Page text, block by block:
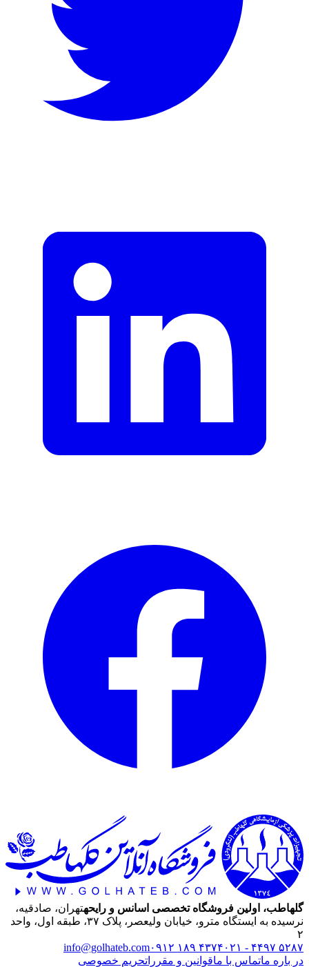
گلهاطب، اولین فروشگاه تخصصی اسانس و رایحهتهران، صادقیه،
نرسیده به ایستگاه مترو، خیابان ولیعصر، پلاک ۳۷، طبقه اول، واحد
۲
۰۲۱ - ۴۴۹۷ ۵۲۸۷ ۰۹۱۲ ۱۸۹ ۴۳۷۴info@golhateb.com
در باره ماتماس با ماقوانین و مقرراتحریم خصوصی